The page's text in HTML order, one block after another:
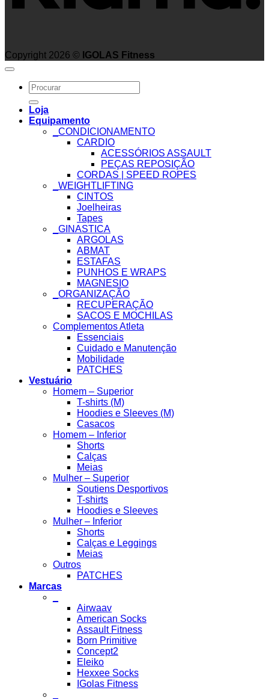
Copyright 2026 © IGOLAS Fitness
Search
for:
Loja
Equipamento
_CONDICIONAMENTO
CARDIO
ACESSÓRIOS ASSAULT
PEÇAS REPOSIÇÃO
CORDAS | SPEED ROPES
_WEIGHTLIFTING
CINTOS
Joelheiras
Tapes
_GINASTICA
ARGOLAS
ABMAT
ESTAFAS
PUNHOS E WRAPS
MAGNESIO
_ORGANIZAÇÃO
RECUPERAÇÃO
SACOS E MOCHILAS
Complementos Atleta
Essenciais
Cuidado e Manutenção
Mobilidade
PATCHES
Vestuário
Homem – Superior
T-shirts (M)
Hoodies e Sleeves (M)
Casacos
Homem – Inferior
Shorts
Calças
Meias
Mulher – Superior
Soutiens Desportivos
T-shirts
Hoodies e Sleeves
Mulher – Inferior
Shorts
Calças e Leggings
Meias
Outros
PATCHES
Marcas
Airwaav
American Socks
Assault Fitness
Born Primitive
Concept2
Eleiko
Hexxee Socks
IGolas Fitness